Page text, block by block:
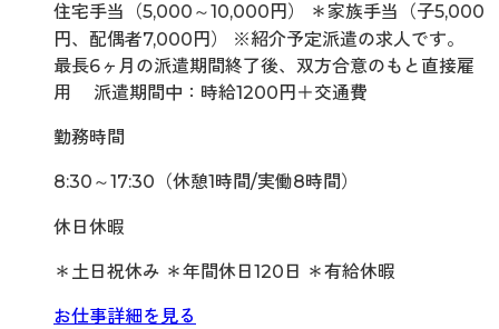
住宅手当（5,000～10,000円） ＊家族手当（子5,000
円、配偶者7,000円） ※紹介予定派遣の求人です。
最長6ヶ月の派遣期間終了後、双方合意のもと直接雇
用 派遣期間中：時給1200円＋交通費
勤務時間
8:30～17:30（休憩1時間/実働8時間）
休日休暇
＊土日祝休み ＊年間休日120日 ＊有給休暇
お仕事詳細を見る